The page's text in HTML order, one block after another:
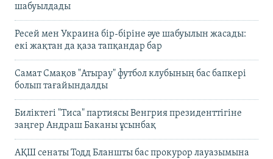
шабуылдады
Ресей мен Украина бір-біріне әуе шабуылын жасады:
екі жақтан да қаза тапқандар бар
Самат Смақов "Атырау" футбол клубының бас бапкері
болып тағайындалды
Биліктегі "Тиса" партиясы Венгрия президенттігіне
заңгер Андраш Баканы ұсынбақ
АҚШ сенаты Тодд Бланшты бас прокурор лауазымына